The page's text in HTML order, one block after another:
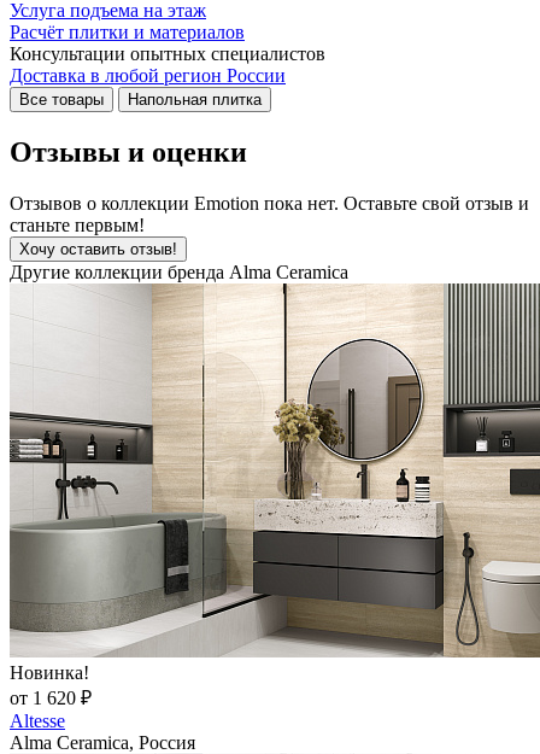
Услуга подъема на этаж
Расчёт плитки и материалов
Консультации опытных специалистов
Доставка в любой регион России
Все товары Напольная плитка
Отзывы и оценки
Отзывов о коллекции Emotion пока нет. Оставьте свой отзыв и
станьте первым!
Хочу оставить отзыв!
Другие коллекции бренда Alma Ceramica
Новинка!
от 1 620 ₽
Altesse
Alma Ceramica, Россия